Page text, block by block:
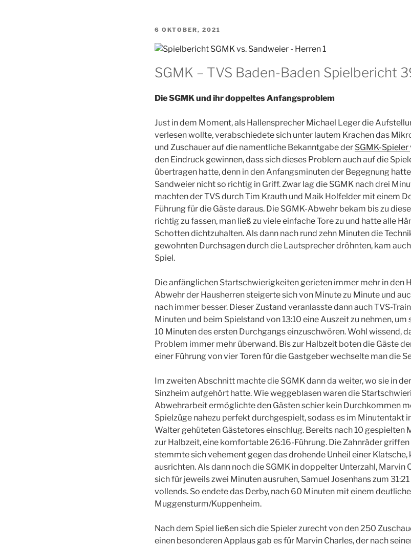
VERÖFFENTLICHT
6 OKTOBER, 2021
SGMK – TVS Baden-Baden Spielbericht
Die SGMK und ihr doppeltes Anfangsproblem
Just in dem Moment, als Hallensprecher Michael Leger die
verlesen wollte, verabschiedete sich unter lautem Krachen das
und Zuschauer auf die namentliche Bekanntgabe der SGMK-Spieler
den Eindruck gewinnen, dass sich dieses Problem auch auf die
übertragen hatte, denn in den Anfangsminuten der Begegnung
Sandweier nicht so richtig in Griff. Zwar lag die SGMK nach drei
machten der TVS durch Tim Krauth und Maik Holfelder mit einem
Führung für die Gäste daraus. Die SGMK-Abwehr bekam bis zu
richtig zu fassen, man ließ zu viele einfache Tore zu und hatte alle
Schotten dichtzuhalten. Als dann nach rund zehn Minuten die
gewohnten Durchsagen durch die Lautsprecher dröhnten, kam
Spiel.
Die anfänglichen Startschwierigkeiten gerieten immer mehr in den
Abwehr der Hausherren steigerte sich von Minute zu Minute und
nach immer besser. Dieser Zustand veranlasste dann auch TVS-
Minuten und beim Spielstand von 13:10 eine Auszeit zu nehmen,
10 Minuten des ersten Durchgangs einzuschwören. Wohl wissend,
Problem immer mehr überwand. Bis zur Halbzeit boten die Gäste
einer Führung von vier Toren für die Gastgeber wechselte man die
Im zweiten Abschnitt machte die SGMK dann da weiter, wo sie in
Sinzheim aufgehört hatte. Wie weggeblasen waren die
Abwehrarbeit ermöglichte den Gästen schier kein Durchkommen
Spielzüge nahezu perfekt durchgespielt, sodass es im Minutentakt
Walter gehüteten Gästetores einschlug. Bereits nach 10 gespielten
zur Halbzeit, eine komfortable 26:16-Führung. Die Zahnräder
stemmte sich vehement gegen das drohende Unheil einer
ausrichten. Als dann noch die SGMK in doppelter Unterzahl, Marvin
sich für jeweils zwei Minuten ausruhen, Samuel Josenhans zum
vollends. So endete das Derby, nach 60 Minuten mit einem
Muggensturm/Kuppenheim.
Nach dem Spiel ließen sich die Spieler zurecht von den 250
einen besonderen Applaus gab es für Marvin Charles, der nach